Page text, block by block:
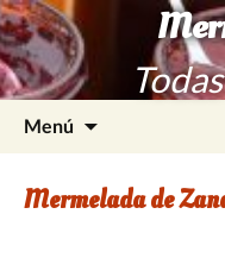
Menú
Mermelada de